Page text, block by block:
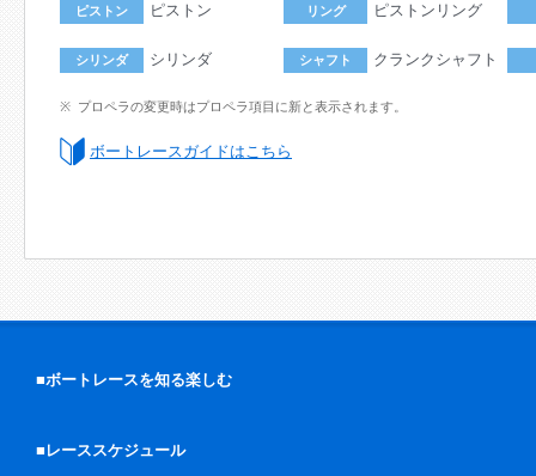
ピストン ピストン リング ピストンリング
シリンダ シリンダ シャフト クランクシャフト
プロペラの変更時はプロペラ項目に新と表示されます。
ボートレースガイドはこちら
■ボートレースを知る楽しむ
■レーススケジュール